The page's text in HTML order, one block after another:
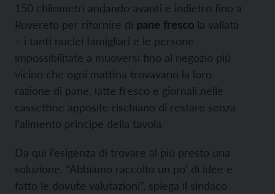
150 chilometri andando avanti e indietro fino a
Rovereto per rifornire di pane fresco la vallata
– i tanti nuclei famigliari e le persone
impossibilitate a muoversi fino al negozio più
vicino che ogni mattina trovavano la loro
razione di pane, latte fresco e giornali nelle
cassettine apposite rischiano di restare senza
l’alimento principe della tavola.
Da qui l’esigenza di trovare al più presto una
soluzione. “Abbiamo raccolto un po’ di idee e
fatto le dovute valutazioni”, spiega il sindaco